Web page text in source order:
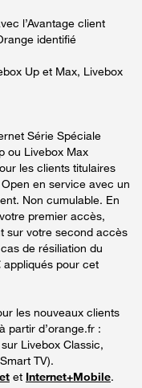
l’Avantage client
identifié
Up et Max, Livebox
Série Spéciale
ou Livebox Max
les clients titulaires
en service avec un
Non cumulable. En
premier accès,
sur votre second accès
de résiliation du
pour cet
les nouveaux clients
partir d’orange.fr :
Livebox Classic,
TV).
et Internet+Mobile.